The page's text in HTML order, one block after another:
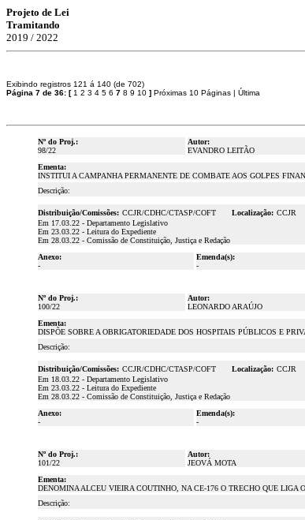
Projeto de Lei
Tramitando
2019 / 2022
Exibindo registros 121 á 140 (de 702)
Página 7 de 36: [ 1 2 3 4 5 6 7 8 9 10 ] Próximas 10 Páginas | Última
Nº do Proj.:
98/22
Autor:
EVANDRO LEITÃO
Ementa:
INSTITUI A CAMPANHA PERMANENTE DE COMBATE AOS GOLPES
Descrição:
Distribuição/Comissões: CCJR/CDHC/CTASP/COFT Localização: CCJR
Em 17.03.22 - Departamento Legislativo
Em 23.03.22 - Leitura do Expediente
Em 28.03.22 - Comissão de Constituição, Justiça e Redação
Anexo:
-
Emenda(s):
-
Nº do Proj.:
100/22
Autor:
LEONARDO ARAÚJO
Ementa:
DISPÕE SOBRE A OBRIGATORIEDADE DOS HOSPITAIS PÚBLICOS E
Descrição:
Distribuição/Comissões: CCJR/CDHC/CTASP/COFT Localização: CCJR
Em 18.03.22 - Departamento Legislativo
Em 23.03.22 - Leitura do Expediente
Em 28.03.22 - Comissão de Constituição, Justiça e Redação
Anexo:
-
Emenda(s):
-
Nº do Proj.:
101/22
Autor:
JEOVÁ MOTA
Ementa:
DENOMINA ALCEU VIEIRA COUTINHO, NA CE-176 O TRECHO QUE LIGA
Descrição: